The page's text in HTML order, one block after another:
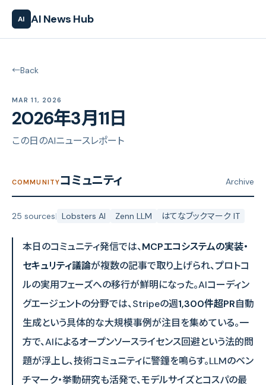
AI AI News Hub
←Back
MAR 11, 2026
2026年3月11日
この日のAIニュースレポート
COMMUNITYコミュニティ Archive
25 sources| Lobsters AI Zenn LLM はてなブックマーク IT
本日のコミュニティ発信では、MCPエコシステムの実装・
セキュリティ議論が複数の記事で取り上げられ、プロトコ
ルの実用フェーズへの移行が鮮明になった。AIコーディン
グエージェントの分野では、Stripeの週1,300件超PR自動
生成という具体的な大規模事例が注目を集めている。一
方で、AIによるオープンソースライセンス回避という法的問
題が浮上し、技術コミュニティに警鐘を鳴らす。LLMのベン
チマーク・挙動研究も活発で、モデルサイズとコスパの最